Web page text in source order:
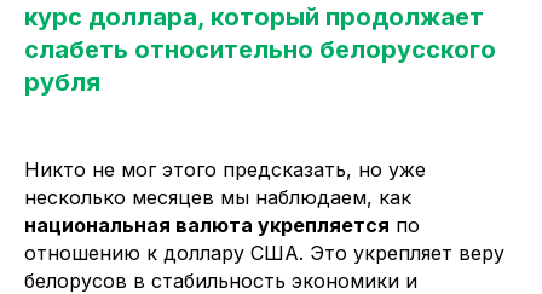
курс доллара, который продолжает
слабеть относительно белорусского
рубля
Никто не мог этого предсказать, но уже
несколько месяцев мы наблюдаем, как
национальная валюта укрепляется по
отношению к доллару США. Это укрепляет веру
белорусов в стабильность экономики и